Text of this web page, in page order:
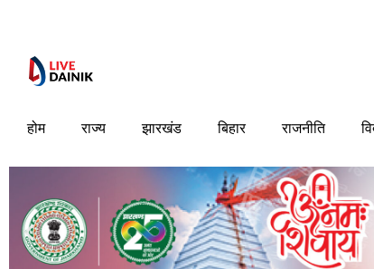
होम राज्य झारखंड बिहार राजनीति